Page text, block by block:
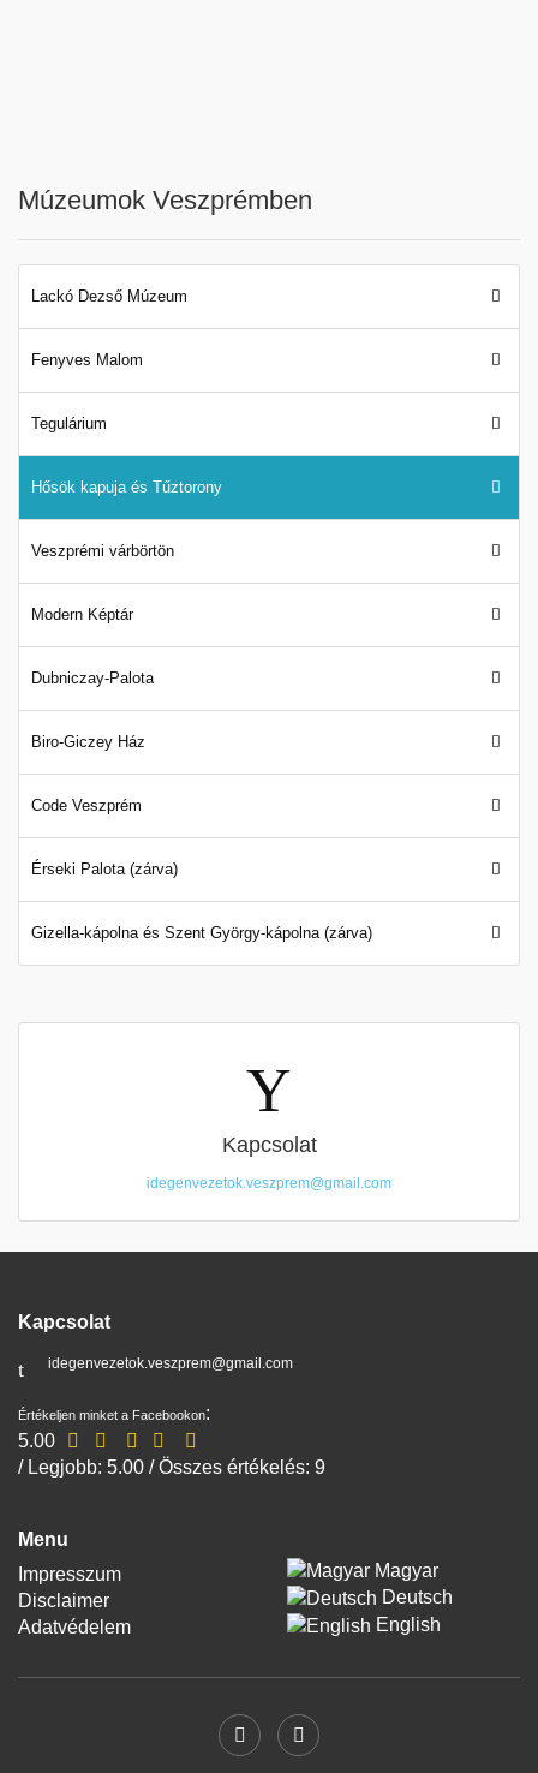
Múzeumok Veszprémben
Lackó Dezső Múzeum
Fenyves Malom
Tegulárium
Hősök kapuja és Tűztorony
Veszprémi várbörtön
Modern Képtár
Dubniczay-Palota
Biro-Giczey Ház
Code Veszprém
Érseki Palota (zárva)
Gizella-kápolna és Szent György-kápolna (zárva)
Kapcsolat
idegenvezetok.veszprem@gmail.com
Kapcsolat
idegenvezetok.veszprem@gmail.com
Értékeljen minket a Facebookon:
5.00
/ Legjobb: 5.00 / Összes értékelés: 9
Menu
Impresszum
Disclaimer
Adatvédelem
Magyar
Deutsch
English